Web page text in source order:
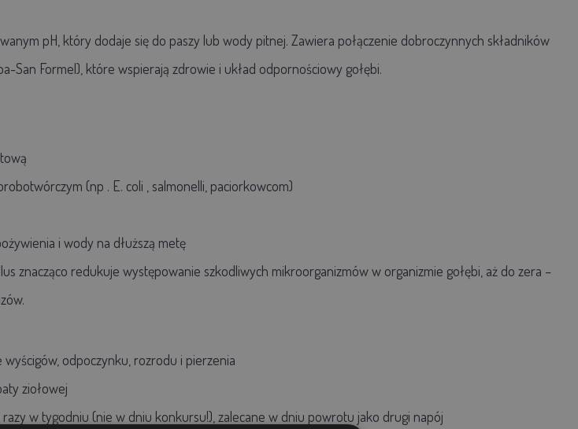
pH, który dodaje się do paszy lub wody pitnej. Zawiera połączenie dobroczynnych składników
San Formel), które wspierają zdrowie i układ odpornościowy gołębi.
(np . E. coli , salmonelli, paciorkowcom)
i wody na dłuższą metę
znacząco redukuje występowanie szkodliwych mikroorganizmów w organizmie gołębi, aż do zera –
wyścigów, odpoczynku, rozrodu i pierzenia
ziołowej
w tygodniu (nie w dniu konkursu!), zalecane w dniu powrotu jako drugi napój